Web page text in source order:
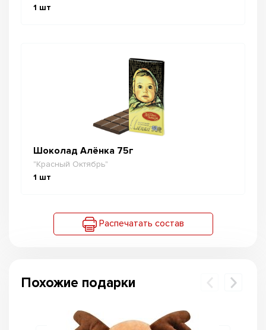
1 шт
Шоколад Алёнка 75г
"Красный Октябрь"
1 шт
Распечатать состав
Похожие подарки